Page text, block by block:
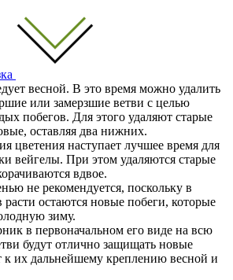
весной. В это время можно удалить
или замерзшие ветви с целью
побегов. Для этого удаляют старые
оставляя два нижних.
цветения наступает лучшее время для
вейгелы. При этом удаляются старые
вдвое.
не рекомендуется, поскольку в
расти остаются новые побеги, которые
зиму.
в первоначальном его виде на всю
будут отлично защищать новые
к их дальнейшему креплению весной и